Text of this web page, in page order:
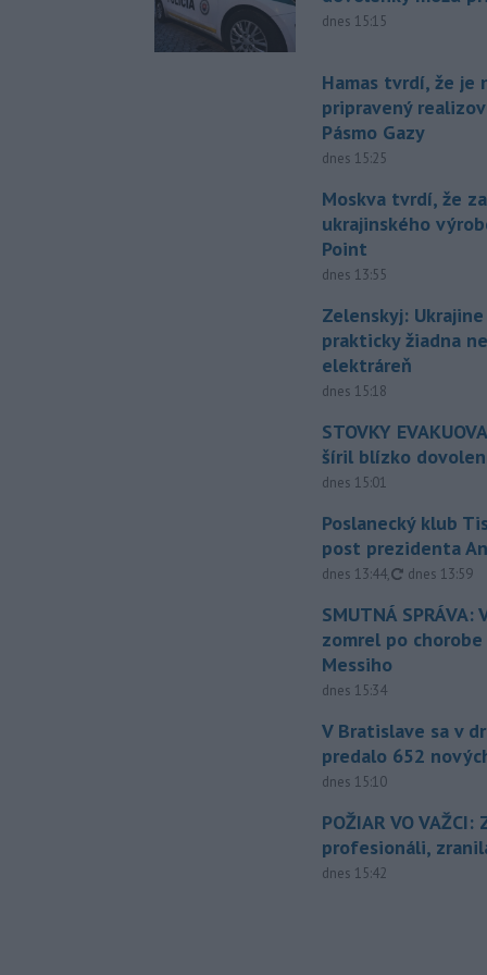
dnes 15:15
Hamas tvrdí, že je
pripravený
Pásmo Gazy
dnes 15:25
Moskva tvrdí, že
ukrajinského
Point
dnes 13:55
Zelenskyj:
prakticky žiadna
elektráreň
dnes 15:18
STOVKY
šíril blízko
dnes 15:01
Poslanecký klub
post prezidenta
dnes 13:44, aktualizované
dnes 13:59
SMUTNÁ
zomrel po
Messiho
dnes 15:34
V Bratislave sa v
predalo 652
dnes 15:10
POŽIAR VO VAŽCI:
profesionáli,
dnes 15:42